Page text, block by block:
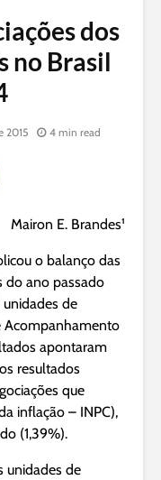
dos
no Brasil
2015 4 min read
Mairon E. Brandes¹
o balanço das
do ano passado
unidades de
Acompanhamento
apontaram
resultados
que
inflação – INPC),
(1,39%).
unidades de